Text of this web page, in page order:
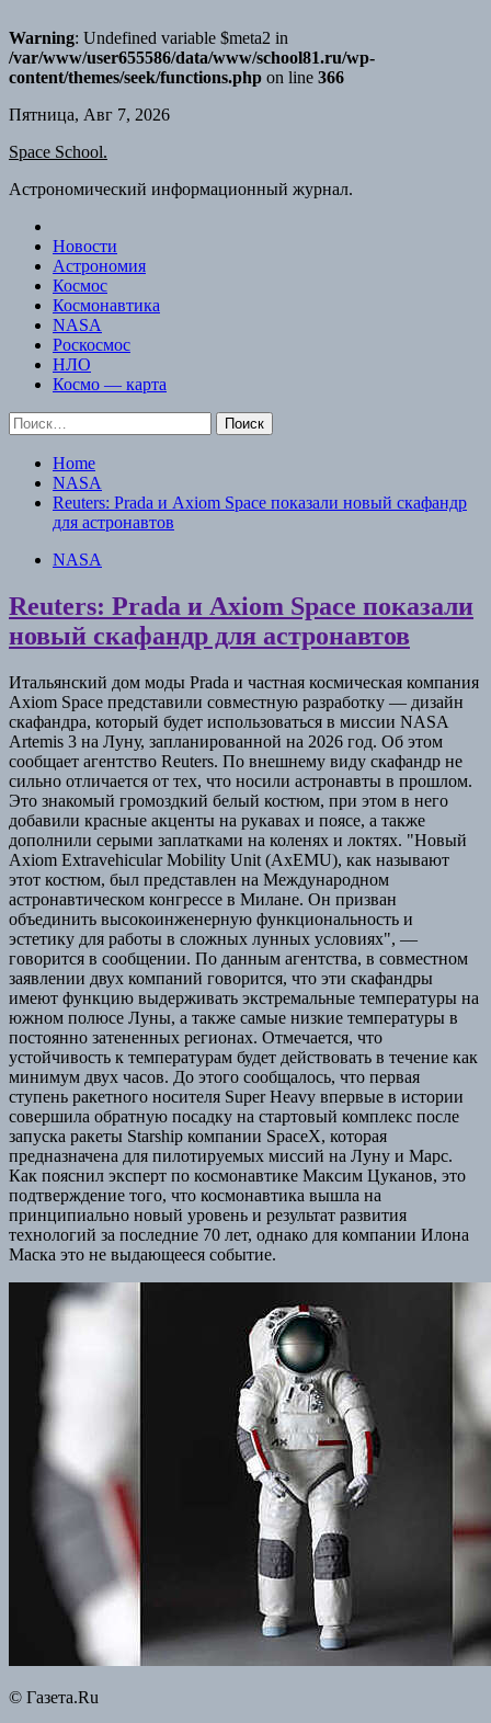
Warning: Undefined variable $meta2 in
/var/www/user655586/data/www/school81.ru/wp-
content/themes/seek/functions.php on line 366
Skip
content
Пятница, Авг 7, 2026
Space School.
Астрономический информационный журнал.
Новости
Астрономия
Космос
Космонавтика
NASA
Роскосмос
НЛО
Космо — карта
Найти:
Home
NASA
Reuters: Prada и Axiom Space показали новый скафандр
для астронавтов
NASA
Reuters: Prada и Axiom Space показали
новый скафандр для астронавтов
Итальянский дом моды Prada и частная космическая компания
Axiom Space представили совместную разработку — дизайн
скафандра, который будет использоваться в миссии NASA
Artemis 3 на Луну, запланированной на 2026 год. Об этом
сообщает агентство Reuters. По внешнему виду скафандр не
сильно отличается от тех, что носили астронавты в прошлом.
Это знакомый громоздкий белый костюм, при этом в него
добавили красные акценты на рукавах и поясе, а также
дополнили серыми заплатками на коленях и локтях. "Новый
Axiom Extravehicular Mobility Unit (AxEMU), как называют
этот костюм, был представлен на Международном
астронавтическом конгрессе в Милане. Он призван
объединить высокоинженерную функциональность и
эстетику для работы в сложных лунных условиях", —
говорится в сообщении. По данным агентства, в совместном
заявлении двух компаний говорится, что эти скафандры
имеют функцию выдерживать экстремальные температуры на
южном полюсе Луны, а также самые низкие температуры в
постоянно затененных регионах. Отмечается, что
устойчивость к температурам будет действовать в течение как
минимум двух часов. До этого сообщалось, что первая
ступень ракетного носителя Super Heavy впервые в истории
совершила обратную посадку на стартовый комплекс после
запуска ракеты Starship компании SpaceX, которая
предназначена для пилотируемых миссий на Луну и Марс.
Как пояснил эксперт по космонавтике Максим Цуканов, это
подтверждение того, что космонавтика вышла на
принципиально новый уровень и результат развития
технологий за последние 70 лет, однако для компании Илона
Маска это не выдающееся событие.
© Газета.Ru